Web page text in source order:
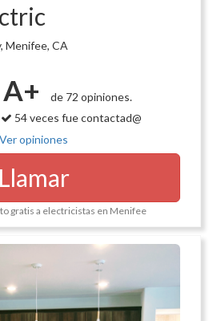
Menifee, CA
A+
de 72 opiniones.
54 veces fue contactad@
Ver opiniones
Llamar
gratis a electricistas en Menifee